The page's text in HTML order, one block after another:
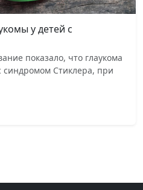
у детей с
показало, что глаукома
синдромом Стиклера, при